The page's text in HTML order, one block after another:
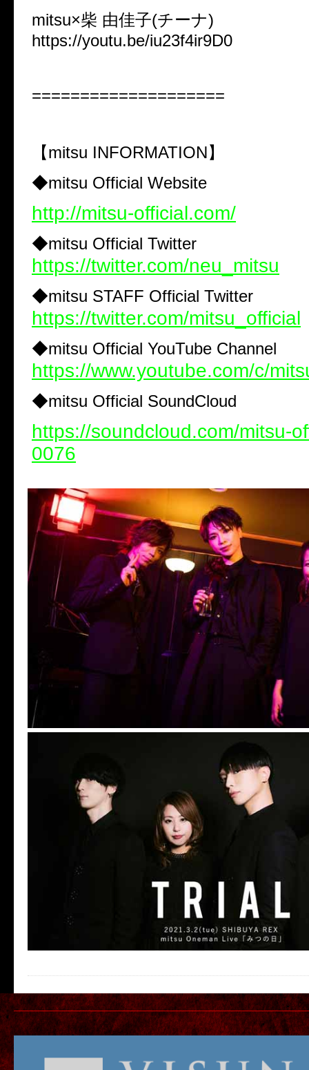
mitsu×柴 由佳子(チーナ)
https://youtu.be/iu23f4ir9D0
====================
【mitsu INFORMATION】
◆mitsu Official Website
http://mitsu-official.com/
◆mitsu Official Twitter
https://twitter.com/neu_mitsu
◆mitsu STAFF Official Twitter
https://twitter.com/mitsu_official
◆mitsu Official YouTube Channel
https://www.youtube.com/c/
◆mitsu Official SoundCloud
https://soundcloud.com/mitsu-
0076